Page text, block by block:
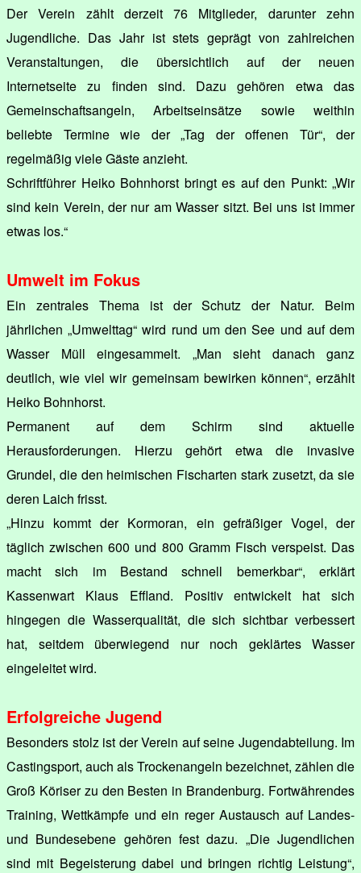
Der Verein zählt derzeit 76 Mitglieder, darunter zehn
Jugendliche. Das Jahr ist stets geprägt von zahlreichen
Veranstaltungen, die übersichtlich auf der neuen
Internetseite zu finden sind. Dazu gehören etwa das
Gemeinschaftsangeln, Arbeitseinsätze sowie weithin
beliebte Termine wie der „Tag der offenen Tür“, der
regelmäßig viele Gäste anzieht.
Schriftführer Heiko Bohnhorst bringt es auf den Punkt: „Wir
sind kein Verein, der nur am Wasser sitzt. Bei uns ist immer
etwas los.“
Umwelt im Fokus
Ein zentrales Thema ist der Schutz der Natur. Beim
jährlichen „Umwelttag“ wird rund um den See und auf dem
Wasser Müll eingesammelt. „Man sieht danach ganz
deutlich, wie viel wir gemeinsam bewirken können“, erzählt
Heiko Bohnhorst.
Permanent auf dem Schirm sind aktuelle
Herausforderungen. Hierzu gehört etwa die invasive
Grundel, die den heimischen Fischarten stark zusetzt, da sie
deren Laich frisst.
„Hinzu kommt der Kormoran, ein gefräßiger Vogel, der
täglich zwischen 600 und 800 Gramm Fisch verspeist. Das
macht sich im Bestand schnell bemerkbar“, erklärt
Kassenwart Klaus Effland. Positiv entwickelt hat sich
hingegen die Wasserqualität, die sich sichtbar verbessert
hat, seitdem überwiegend nur noch geklärtes Wasser
eingeleitet wird.
Erfolgreiche Jugend
Besonders stolz ist der Verein auf seine Jugendabteilung. Im
Castingsport, auch als Trockenangeln bezeichnet, zählen die
Groß Köriser zu den Besten in Brandenburg. Fortwährendes
Training, Wettkämpfe und ein reger Austausch auf Landes-
und Bundesebene gehören fest dazu. „Die Jugendlichen
sind mit Begeisterung dabei und bringen richtig Leistung“,